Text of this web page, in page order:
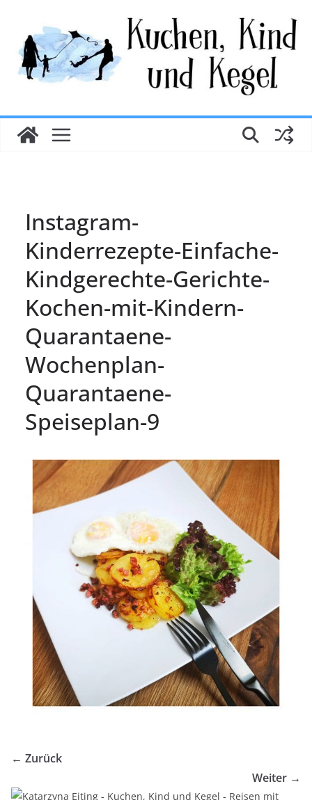
springen
Instagram-
Kinderrezepte-Einfache-
Kindgerechte-Gerichte-
Kochen-mit-Kindern-
Quarantaene-
Wochenplan-
Quarantaene-
Speiseplan-9
← Zurück
Weiter →